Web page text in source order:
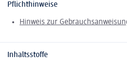
Pflichthinweise
Hinweis zur
Inhaltsstoffe